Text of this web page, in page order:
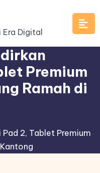
Digital
Premium
Ramah di
Pad 2, Tablet Premium